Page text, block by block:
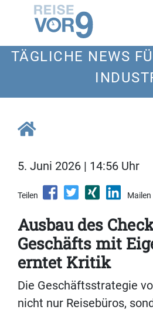
TÄGLICHE NEWS
5. Juni 2026 | 14:56 Uhr
Teilen Mailen
Ausbau des
Geschäfts mit
erntet Kritik
Die Geschäftsstrategie
nicht nur Reisebüros,